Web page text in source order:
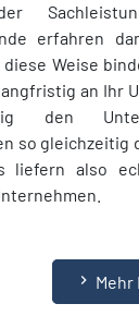
erfahren
Weise
an Ihr
den
so gleichzeitig
liefern also
navigate_next